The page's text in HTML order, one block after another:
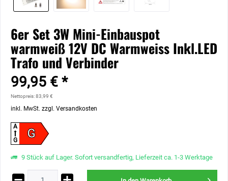
6er Set 3W Mini-Einbauspot
warmweiß 12V DC Warmweiss Inkl.LED
Trafo und Verbinder
99,95 € *
Nettopreis: 83,99 €
inkl. MwSt. zzgl. Versandkosten
G
A
G
9 Stück auf Lager. Sofort versandfertig, Lieferzeit ca. 1-3 Werktage